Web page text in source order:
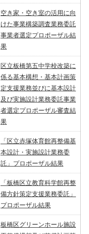
空き家・空き室の活用に向
けた事業構築調査業務委託
事業者選定プロポーザル結
果
区立板橋第五中学校改築に
係る基本構想・基本計画策
定支援業務並びに基本設計
及び実施設計業務委託事業
者選定プロポーザル審査結
果
「区立赤塚体育館再整備基
本設計・実施設計業務委
託」プロポーザル結果
「板橋区立教育科学館再整
備方針策定支援業務委託」
プロポーザル結果
板橋区グリーンホール施設